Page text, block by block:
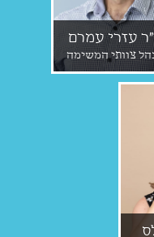
עזרי עמרם
צוותי המשימה